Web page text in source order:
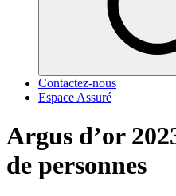
Contactez-nous
Espace Assuré
Argus d’or
de personnes